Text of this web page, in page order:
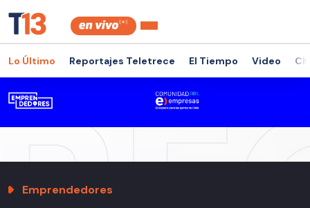
Lo Último Reportajes Teletrece El Tiempo Video
Emprendedores